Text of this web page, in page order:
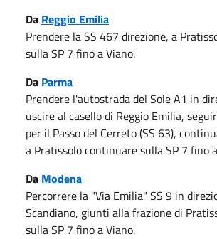
Da Reggio Emilia
Prendere la SS 467 direzione, a
sulla SP 7 fino a Viano.
Da Parma
Prendere l'autostrada del Sole A1 in
uscire al casello di Reggio Emilia,
per il Passo del Cerreto (SS 63),
a Pratissolo continuare sulla SP 7 fino
Da Modena
Percorrere la "Via Emilia" SS 9 in
Scandiano, giunti alla frazione di
sulla SP 7 fino a Viano.